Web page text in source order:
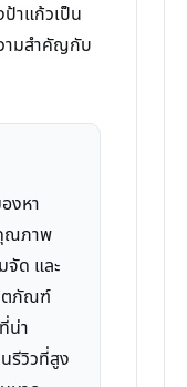
าแก้วเป็น
ามสำคัญกับ
งหา
ณภาพ
จัด และ
ตภัณฑ์
น่า
รีวิวที่สูง